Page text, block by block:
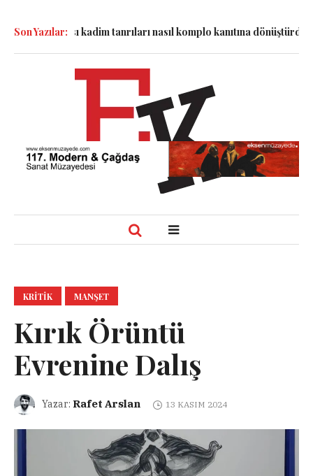
Son Yazılar:
kadim tanrıları nasıl komplo kanıtına dönüştürdü?
KRITIK MANŞET
Kırık Örüntü
Evrenine Dalış
Yazar: Rafet Arslan 13 KASIM 2024